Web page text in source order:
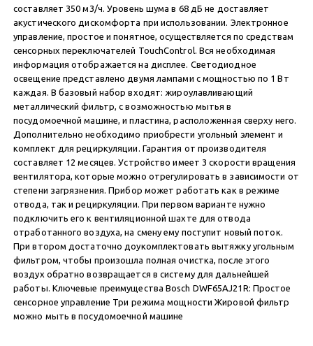
составляет 350 м3/ч. Уровень шума в 68 дБ не доставляет
акустического дискомфорта при использовании. Электронное
управление, простое и понятное, осуществляется по средствам
сенсорных переключателей TouchControl. Вся необходимая
информация отображается на дисплее. Светодиодное
освещение представлено двумя лампами с мощностью по 1 Вт
каждая. В базовый набор входят: жироулавливающий
металлический фильтр, с возможностью мытья в
посудомоечной машине, и пластина, расположенная сверху него.
Дополнительно необходимо приобрести угольный элемент и
комплект для рециркуляции. Гарантия от производителя
составляет 12 месяцев. Устройство имеет 3 скорости вращения
вентилятора, которые можно отрегулировать в зависимости от
степени загрязнения. Прибор может работать как в режиме
отвода, так и рециркуляции. При первом варианте нужно
подключить его к вентиляционной шахте для отвода
отработанного воздуха, на смену ему поступит новый поток.
При втором достаточно доукомплектовать вытяжку угольным
фильтром, чтобы произошла полная очистка, после этого
воздух обратно возвращается в систему для дальнейшей
работы. Ключевые преимущества Bosch DWF65AJ21R: Простое
сенсорное управление Три режима мощности Жировой фильтр
можно мыть в посудомоечной машине